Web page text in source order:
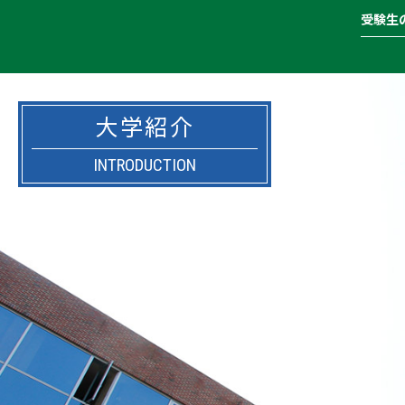
受験生
大学紹介
INTRODUCTION